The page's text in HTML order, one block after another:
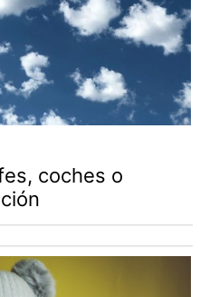
coches o